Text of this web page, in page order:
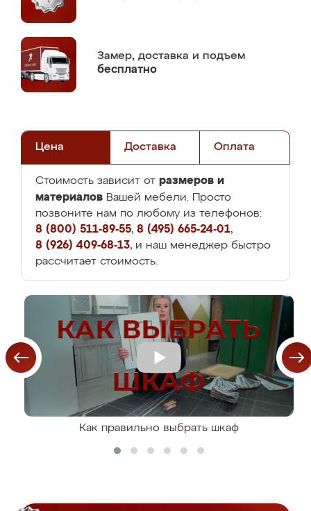
Замер, доставка и подъем
бесплатно
Цена Доставка Оплата
Стоимость зависит от размеров и
материалов Вашей мебели. Просто
позвоните нам по любому из телефонов:
8 (800) 511-89-55, 8 (495) 665-24-01,
8 (926) 409-68-13, и наш менеджер быстро
рассчитает стоимость.
Как правильно выбрать шкаф